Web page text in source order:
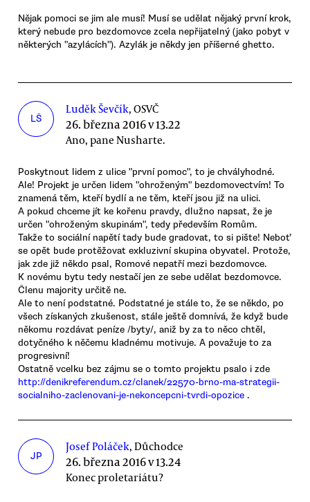
Nějak pomoci se jim ale musí! Musí se udělat nějaký první krok,
který nebude pro bezdomovce zcela nepřijatelný (jako pobyt v
některých "azylácích"). Azylák je někdy jen příšerné ghetto.
LŠ
Luděk Ševčík, OSVČ
26. března 2016 v 13.22
Ano, pane Nusharte.
Poskytnout lidem z ulice "první pomoc", to je chvályhodné.
Ale! Projekt je určen lidem "ohroženým" bezdomovectvím! To
znamená těm, kteří bydlí a ne těm, kteří jsou již na ulici.
A pokud chceme jít ke kořenu pravdy, dlužno napsat, že je
určen "ohroženým skupinám", tedy především Romům.
Takže to sociální napětí tady bude gradovat, to si pište! Neboť
se opět bude protěžovat exkluzivní skupina obyvatel. Protože,
jak zde již někdo psal, Romové nepatří mezi bezdomovce.
K novému bytu tedy nestačí jen ze sebe udělat bezdomovce.
Členu majority určitě ne.
Ale to není podstatné. Podstatné je stále to, že se někdo, po
všech získaných zkušenost, stále ještě domnívá, že když bude
někomu rozdávat peníze /byty/, aniž by za to něco chtěl,
dotyčného k něčemu kladnému motivuje. A považuje to za
progresivní!
Ostatně vcelku bez zájmu se o tomto projektu psalo i zde
http://denikreferendum.cz/clanek/22570-brno-ma-strategii-
socialniho-zaclenovani-je-nekoncepcni-tvrdi-opozice .
JP
Josef Poláček, Důchodce
26. března 2016 v 13.24
Konec proletariátu?